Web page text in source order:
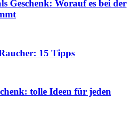
Geschenk: Worauf es bei der
15 Tipps
tolle Ideen für jeden